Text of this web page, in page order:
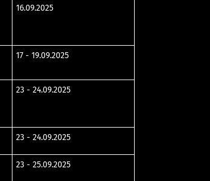
16.09.2025
17 - 19.09.2025
23 - 24.09.2025
23 - 24.09.2025
23 - 25.09.2025